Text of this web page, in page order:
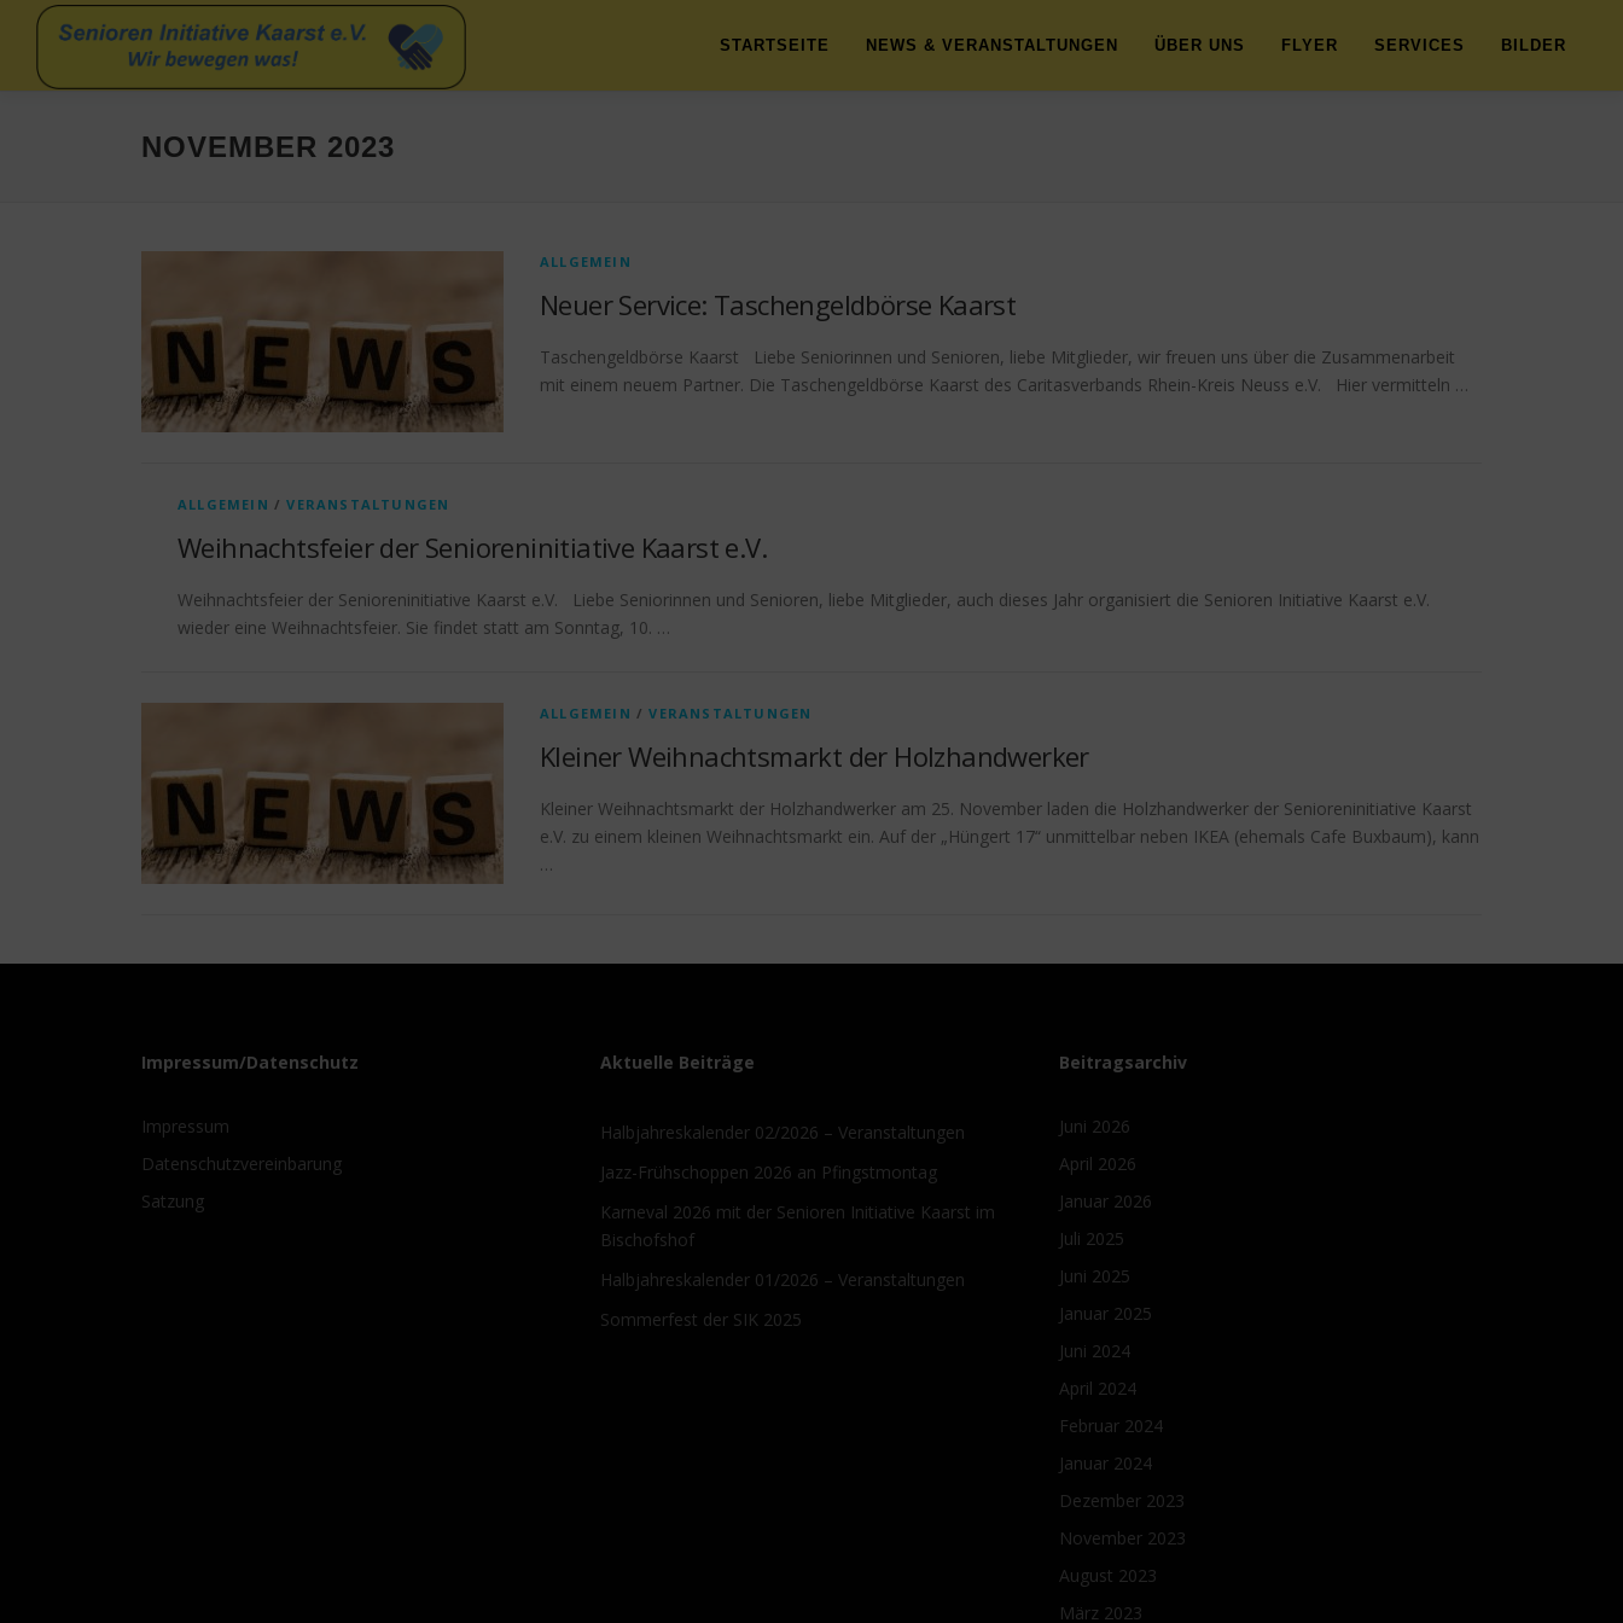
springen
STARTSEITE NEWS & VERANSTALTUNGEN ÜBER UNS FLYER SERVICES BILDER
NOVEMBER 2023
ALLGEMEIN
Neuer Service: Taschengeldbörse Kaarst
Taschengeldbörse Kaarst Liebe Seniorinnen und Senioren, liebe Mitglieder, wir freuen uns über die Zusammenarbeit
mit einem neuem Partner. Die Taschengeldbörse Kaarst des Caritasverbands Rhein-Kreis Neuss e.V. Hier vermitteln …
ALLGEMEIN /VERANSTALTUNGEN
Weihnachtsfeier der Senioreninitiative Kaarst e.V.
Weihnachtsfeier der Senioreninitiative Kaarst e.V. Liebe Seniorinnen und Senioren, liebe Mitglieder, auch dieses Jahr organisiert die Senioren Initiative Kaarst e.V.
wieder eine Weihnachtsfeier. Sie findet statt am Sonntag, 10. …
ALLGEMEIN /VERANSTALTUNGEN
Kleiner Weihnachtsmarkt der Holzhandwerker
Kleiner Weihnachtsmarkt der Holzhandwerker am 25. November laden die Holzhandwerker der Senioreninitiative Kaarst
e.V. zu einem kleinen Weihnachtsmarkt ein. Auf der „Hüngert 17“ unmittelbar neben IKEA (ehemals Cafe Buxbaum), kann
…
Impressum/Datenschutz
Impressum
Datenschutzvereinbarung
Satzung
Aktuelle Beiträge
Halbjahreskalender 02/2026 – Veranstaltungen
Jazz-Frühschoppen 2026 an Pfingstmontag
Karneval 2026 mit der Senioren Initiative Kaarst im
Bischofshof
Halbjahreskalender 01/2026 – Veranstaltungen
Sommerfest der SIK 2025
Beitragsarchiv
Juni 2026
April 2026
Januar 2026
Juli 2025
Juni 2025
Januar 2025
Juni 2024
April 2024
Februar 2024
Januar 2024
Dezember 2023
November 2023
August 2023
März 2023